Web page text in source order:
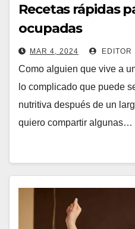
Recetas rápidas
ocupadas
MAR 4, 2024 EDITOR
Como alguien que vive a
lo complicado que puede
nutritiva después de un
quiero compartir algunas…